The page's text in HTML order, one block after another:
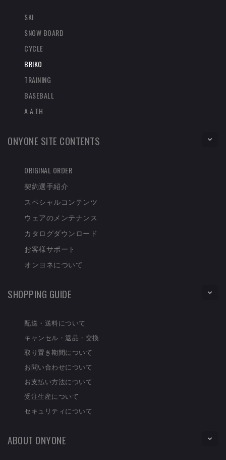
SKI
SNOW BOARD
CYCLE
BRIKO
TRAINING
BASEBALL
A.A.TH
ONYONE SITE CONTENTS
ORIGINAL ORDER
契約選手紹介
スペシャルコンテンツ
ウェアのメンテナンス
カタログダウンロード
お客様サポート
オンヨネについて
SHOPPING GUIDE
配送・送料について
キャンセル・返品・交換
取り置き期間について
お問い合わせについて
お支払い方法について
受注生産について
セキュリティについて
ABOUT ONYONE